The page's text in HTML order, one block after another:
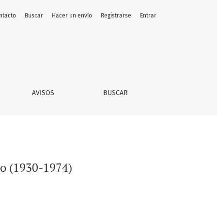
AVISOS BUSCAR
Buscar Hacer un envío Registrarse Entrar
(1930-1974)